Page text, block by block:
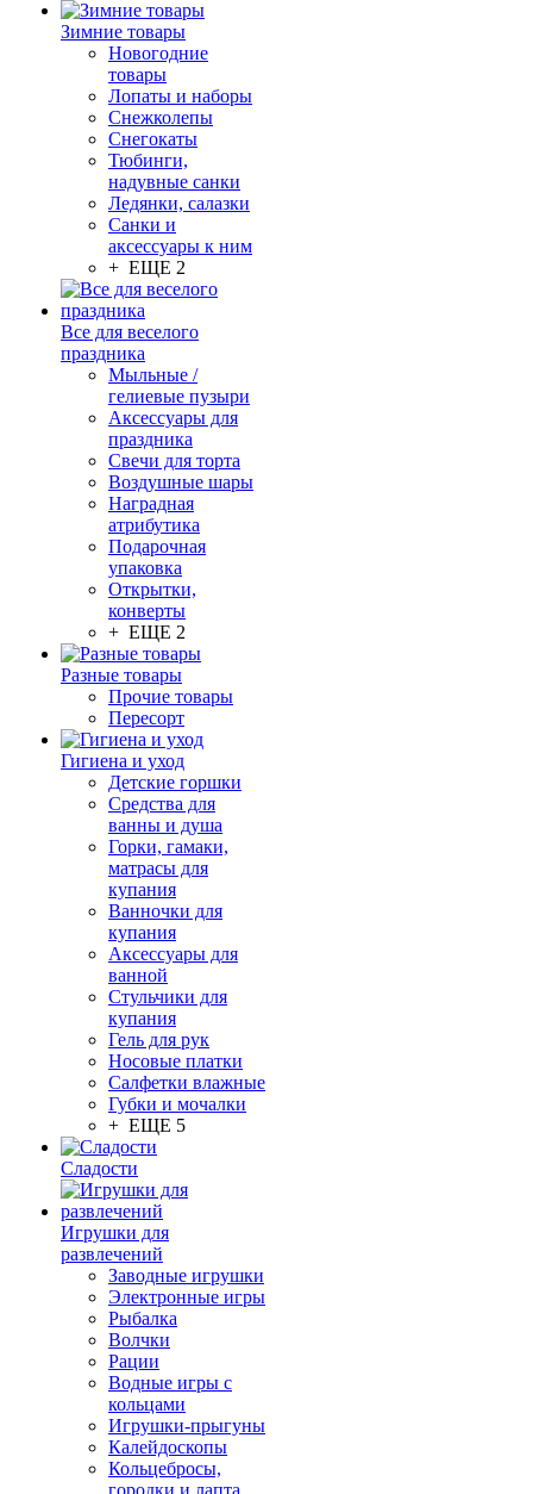
Зимние товары
Новогодние
товары
Лопаты и наборы
Снежколепы
Снегокаты
Тюбинги,
надувные санки
Ледянки, салазки
Санки и
аксессуары к ним
+ ЕЩЕ 2
Все для веселого
праздника
Мыльные /
гелиевые пузыри
Аксессуары для
праздника
Свечи для торта
Воздушные шары
Наградная
атрибутика
Подарочная
упаковка
Открытки,
конверты
+ ЕЩЕ 2
Разные товары
Прочие товары
Пересорт
Гигиена и уход
Детские горшки
Средства для
ванны и душа
Горки, гамаки,
матрасы для
купания
Ванночки для
купания
Аксессуары для
ванной
Стульчики для
купания
Гель для рук
Носовые платки
Салфетки влажные
Губки и мочалки
+ ЕЩЕ 5
Сладости
Игрушки для
развлечений
Заводные игрушки
Электронные игры
Рыбалка
Волчки
Рации
Водные игры с
кольцами
Игрушки-прыгуны
Калейдоскопы
Кольцебросы,
городки и лапта